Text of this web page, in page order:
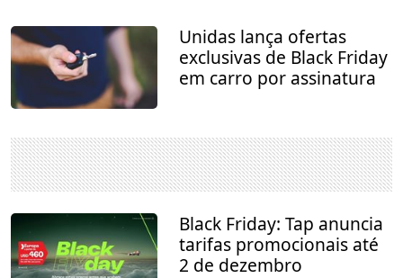
Unidas lança ofertas
exclusivas de Black Friday
em carro por assinatura
Black Friday: Tap anuncia
tarifas promocionais até
2 de dezembro